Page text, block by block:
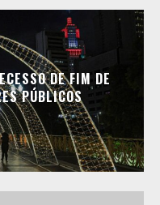
DE FIM DE
PÚBLICOS